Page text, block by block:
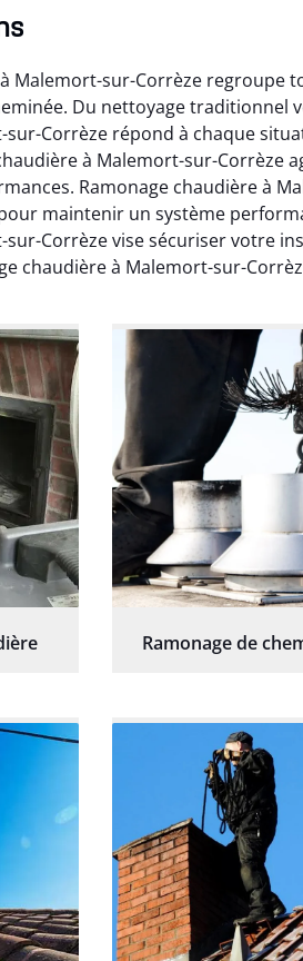
Malemort-sur-Corrèze regroupe
Du nettoyage
Corrèze répond à chaque
à Malemort-sur-Corrèze
Ramonage chaudière à
maintenir un système
Corrèze vise sécuriser votre
chaudière à Malemort-sur-
Ramonage de
Nicolas Perrin
22 janvier 2026
Intervention rapide et
débistrage. On sent
suite la différence au
du tirage. Très